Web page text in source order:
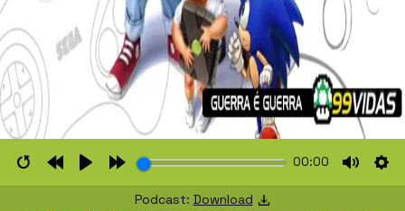
RestartRewind
PlayForward
10s
00:00
Mute
Podcast: Download